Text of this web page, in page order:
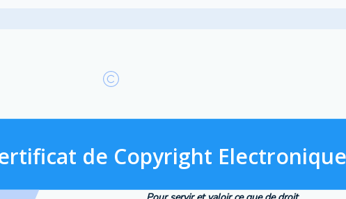
de Copyright Electronique